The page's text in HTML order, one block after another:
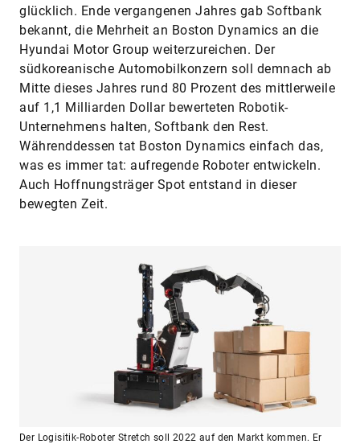
glücklich. Ende vergangenen Jahres gab Softbank
bekannt, die Mehrheit an Boston Dynamics an die
Hyundai Motor Group weiterzureichen. Der
südkoreanische Automobilkonzern soll demnach ab
Mitte dieses Jahres rund 80 Prozent des mittlerweile
auf 1,1 Milliarden Dollar bewerteten Robotik-
Unternehmens halten, Softbank den Rest.
Währenddessen tat Boston Dynamics einfach das,
was es immer tat: aufregende Roboter entwickeln.
Auch Hoffnungsträger Spot entstand in dieser
bewegten Zeit.
Der Logisitik-Roboter Stretch soll 2022 auf den Markt kommen. Er